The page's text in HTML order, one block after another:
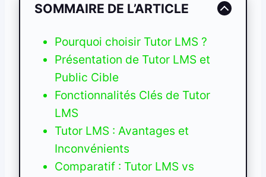
SOMMAIRE DE L’ARTICLE
Pourquoi choisir Tutor LMS ?
Présentation de Tutor LMS et
Public Cible
Fonctionnalités Clés de Tutor
LMS
Tutor LMS : Avantages et
Inconvénients
Comparatif : Tutor LMS vs